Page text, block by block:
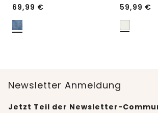
69,99 € 59,99 €
Newsletter Anmeldung
Jetzt Teil der Newsletter-